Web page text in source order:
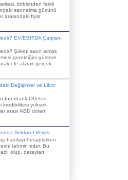
birbirinden farklı
satınalma gücünü
arasındaki fiyat
EV/EBITDA Çarpanı
Şirketi satın almak
gerektiğini gösterir.
ele alarak gerçek
Değişimler ve Libor
Interbank Offered
kredibilitesi yüksek
arası ABD doları
Sektörel Veriler
hasılayı hesaplarken
tahmin eder. Bu
olup, detayları